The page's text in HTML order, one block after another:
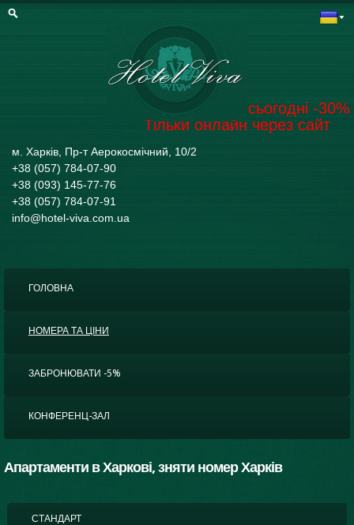
м. Харків, Пр-т Аерокосмічний, 10/2
+38 (057) 784-07-90
+38 (093) 145-77-76
+38 (057) 784-07-91
info@hotel-viva.com.ua
Забронювати на сьогодні -30%
Тільки онлайн через сайт
ГОЛОВНА
НОМЕРА ТА ЦІНИ
ЗАБРОНЮВАТИ -5%
КОНФЕРЕНЦ-ЗАЛ
Апартаменти в Харкові, зняти номер Харків
СТАНДАРТ